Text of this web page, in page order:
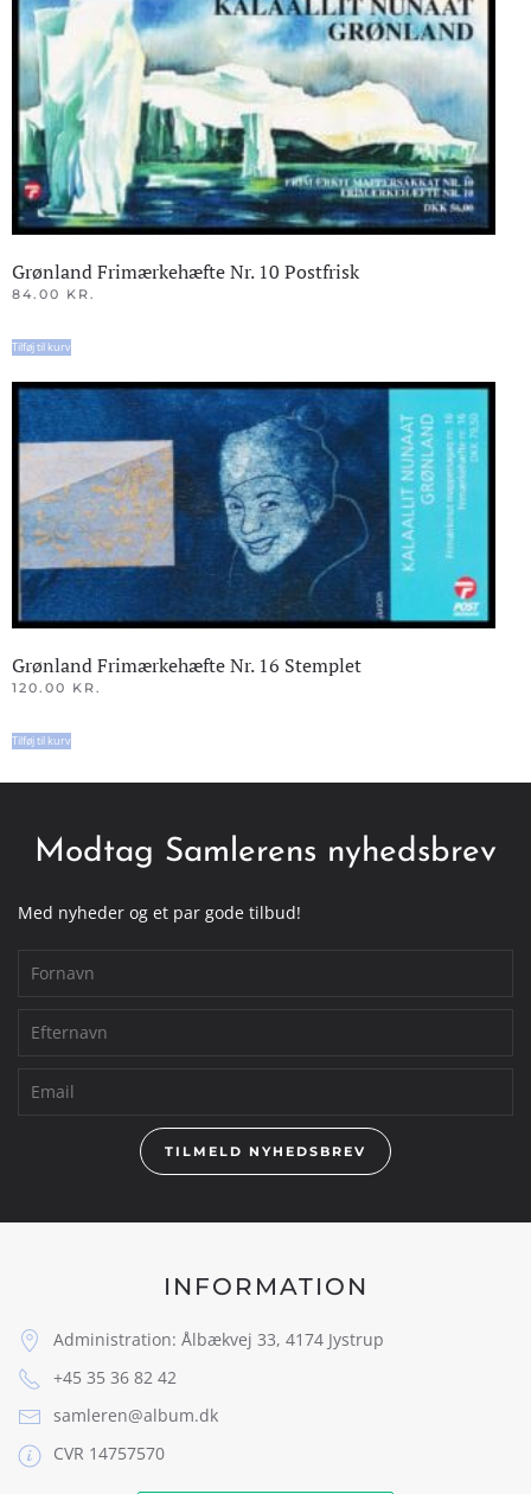
Grønland Frimærkehæfte Nr. 10 Postfrisk
84.00 KR.
Tilføj til kurv
Grønland Frimærkehæfte Nr. 16 Stemplet
120.00 KR.
Tilføj til kurv
Modtag Samlerens nyhedsbrev
Med nyheder og et par gode tilbud!
TILMELD NYHEDSBREV
INFORMATION
Administration: Ålbækvej 33, 4174 Jystrup
+45 35 36 82 42
samleren@album.dk
CVR 14757570